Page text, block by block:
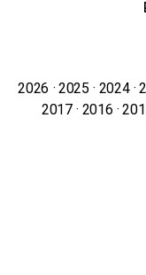
2026 2025 2024
2017
2016